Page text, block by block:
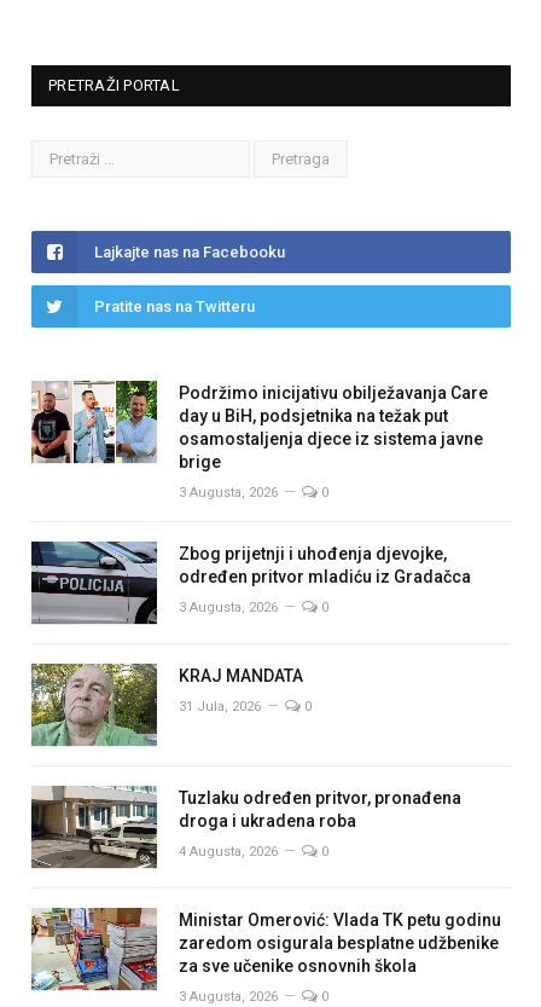
PRETRAŽI PORTAL
Lajkajte nas na Facebooku
Pratite nas na Twitteru
Podržimo inicijativu obilježavanja Care
day u BiH, podsjetnika na težak put
osamostaljenja djece iz sistema javne
brige
3 Augusta, 2026 0
Zbog prijetnji i uhođenja djevojke,
određen pritvor mladiću iz Gradačca
3 Augusta, 2026 0
KRAJ MANDATA
31 Jula, 2026 0
Tuzlaku određen pritvor, pronađena
droga i ukradena roba
4 Augusta, 2026 0
Ministar Omerović: Vlada TK petu godinu
zaredom osigurala besplatne udžbenike
za sve učenike osnovnih škola
3 Augusta, 2026 0